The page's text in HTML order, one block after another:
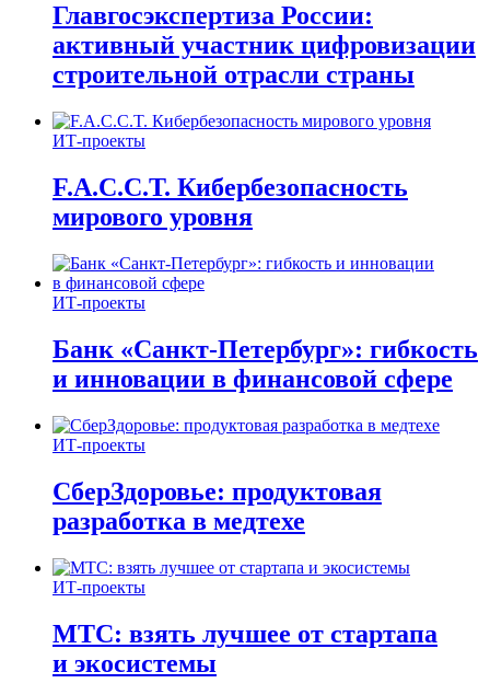
Главгосэкспертиза России:
активный участник цифровизации
строительной отрасли страны
ИТ-проекты
F.A.C.C.T. Кибербезопасность
мирового уровня
ИТ-проекты
Банк «Санкт-Петербург»: гибкость
и инновации в финансовой сфере
ИТ-проекты
СберЗдоровье: продуктовая
разработка в медтехе
ИТ-проекты
МТС: взять лучшее от стартапа
и экосистемы